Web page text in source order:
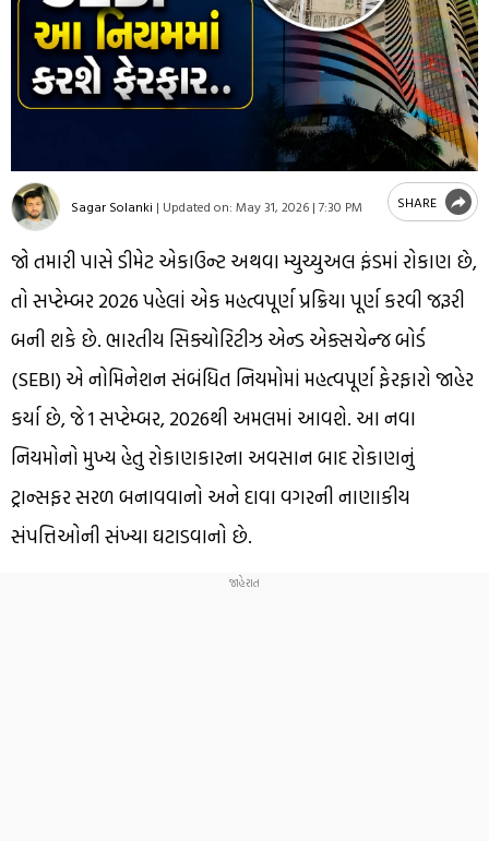
Sagar Solanki | Updated on: May 31, 2026 | 7:30 PM SHARE
જો તમારી પાસે ડીમેટ એકાઉન્ટ અથવા મ્યુચ્યુઅલ ફંડમાં રોકાણ છે,
તો સપ્ટેમ્બર 2026 પહેલાં એક મહત્વપૂર્ણ પ્રક્રિયા પૂર્ણ કરવી જરૂરી
બની શકે છે. ભારતીય સિક્યોરિટીઝ એન્ડ એક્સચેન્જ બોર્ડ
(SEBI) એ નોમિનેશન સંબંધિત નિયમોમાં મહત્વપૂર્ણ ફેરફારો જાહેર
કર્યા છે, જે 1 સપ્ટેમ્બર, 2026થી અમલમાં આવશે. આ નવા
નિયમોનો મુખ્ય હેતુ રોકાણકારના અવસાન બાદ રોકાણનું
ટ્રાન્સફર સરળ બનાવવાનો અને દાવા વગરની નાણાકીય
સંપત્તિઓની સંખ્યા ઘટાડવાનો છે.